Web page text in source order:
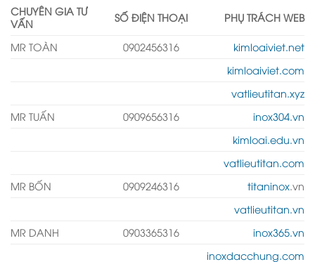
CHUYÊN GIA TƯ
VẤN
SỐ ĐIỆN THOẠI PHỤ TRÁCH WEB
MR TOÀN 0902456316
kimloaiviet.net
kimloaiviet.com
vatlieutitan.xyz
MR TUẤN
0909656316
inox304.vn
kimloai.edu.vn
vatlieutitan.com
MR BỐN
0909246316 titaninox.vn
vatlieutitan.vn
MR DANH
0903365316
inox365.vn
inoxdacchung.com